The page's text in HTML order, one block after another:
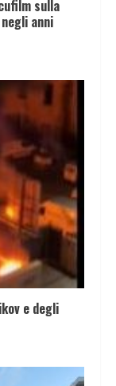
sulla
anni
e degli